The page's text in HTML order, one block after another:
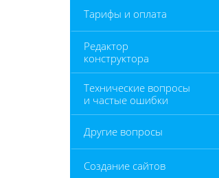
Тарифы и оплата
Редактор
конструктора
Технические вопросы
и частые ошибки
Другие вопросы
Создание сайтов